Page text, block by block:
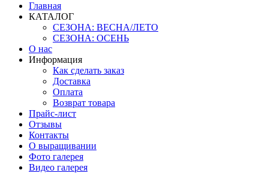
Главная
КАТАЛОГ
СЕЗОНА: ВЕСНА/ЛЕТО
СЕЗОНА: ОСЕНЬ
О нас
Информация
Как сделать заказ
Доставка
Оплата
Возврат товара
Прайс-лист
Отзывы
Контакты
О выращивании
Фото галерея
Видео галерея